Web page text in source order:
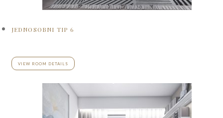
JEDNOSOBNI TIP 6
VIEW ROOM DETAILS